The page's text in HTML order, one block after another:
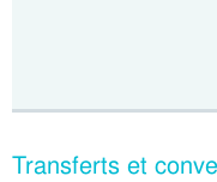
Transferts et